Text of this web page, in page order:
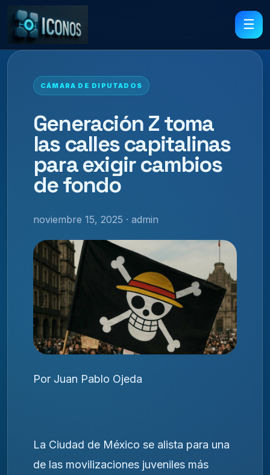
☰
CÁMARA DE DIPUTADOS
Generación Z toma
las calles capitalinas
para exigir cambios
de fondo
noviembre 15, 2025 · admin
Por Juan Pablo Ojeda
La Ciudad de México se alista para una
de las movilizaciones juveniles más